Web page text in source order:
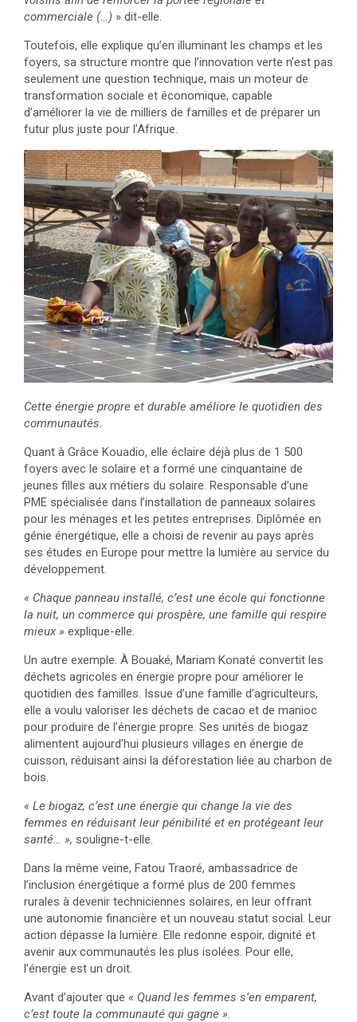
commerciale (…) » dit-elle.
Toutefois, elle explique qu’en illuminant les champs et les
foyers, sa structure montre que l’innovation verte n’est pas
seulement une question technique, mais un moteur de
transformation sociale et économique, capable
d’améliorer la vie de milliers de familles et de préparer un
futur plus juste pour l’Afrique.
Cette énergie propre et durable améliore le quotidien des
communautés.
Quant à Grâce Kouadio, elle éclaire déjà plus de 1 500
foyers avec le solaire et a formé une cinquantaine de
jeunes filles aux métiers du solaire. Responsable d’une
PME spécialisée dans l’installation de panneaux solaires
pour les ménages et les petites entreprises. Diplômée en
génie énergétique, elle a choisi de revenir au pays après
ses études en Europe pour mettre la lumière au service du
développement.
« Chaque panneau installé, c’est une école qui fonctionne
la nuit, un commerce qui prospère, une famille qui respire
mieux » explique-elle.
Un autre exemple. À Bouaké, Mariam Konaté convertit les
déchets agricoles en énergie propre pour améliorer le
quotidien des familles. Issue d’une famille d’agriculteurs,
elle a voulu valoriser les déchets de cacao et de manioc
pour produire de l’énergie propre. Ses unités de biogaz
alimentent aujourd’hui plusieurs villages en énergie de
cuisson, réduisant ainsi la déforestation liée au charbon de
bois.
« Le biogaz, c’est une énergie qui change la vie des
femmes en réduisant leur pénibilité et en protégeant leur
santé… », souligne-t-elle.
Dans la même veine, Fatou Traoré, ambassadrice de
l’inclusion énergétique a formé plus de 200 femmes
rurales à devenir techniciennes solaires, en leur offrant
une autonomie financière et un nouveau statut social. Leur
action dépasse la lumière. Elle redonne espoir, dignité et
avenir aux communautés les plus isolées. Pour elle,
l’énergie est un droit.
Avant d’ajouter que « Quand les femmes s’en emparent,
c’est toute la communauté qui gagne ».